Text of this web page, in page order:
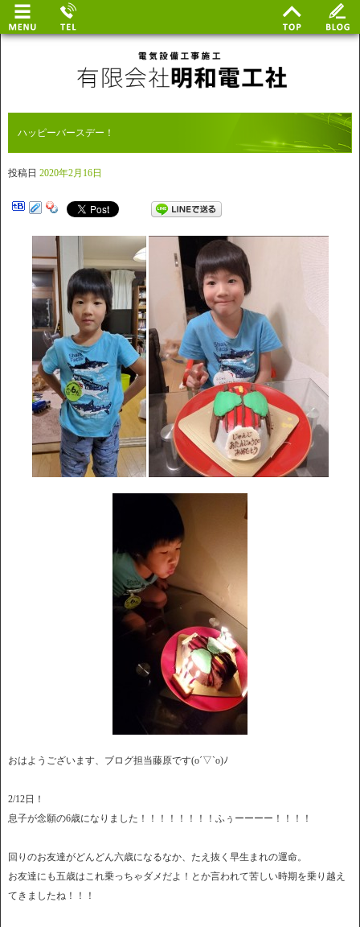
ハッピーバースデー！
投稿日 2020年2月16日
おはようございます、ブログ担当藤原です(o´▽`o)ﾉ
2/12日！
息子が念願の6歳になりました！！！！！！！！ふぅーーーー！！！！
回りのお友達がどんどん六歳になるなか、たえ抜く早生まれの運命。
お友達にも五歳はこれ乗っちゃダメだよ！とか言われて苦しい時期を乗り越え
てきましたね！！！